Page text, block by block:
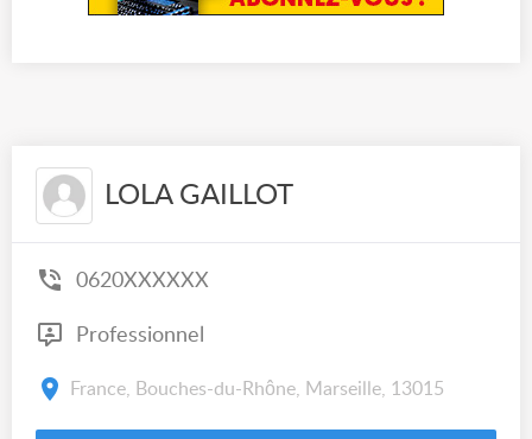
LOLA GAILLOT
0620XXXXXX
Professionnel
France, Bouches-du-Rhône, Marseille, 13015